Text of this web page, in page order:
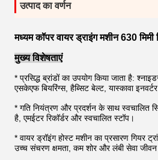
उत्पाद का वर्णन
मध्यम कॉपर वायर ड्राइंग मशीन 630
मुख्य विशेषताएं
* प्रसिद्ध ब्रांडों का उपयोग किया जाता है:
एसकेएफ बियरिंग्स, हैब्सिट बेल्ट, यास्कावा
* गति नियंत्रण और प्रदर्शन के साथ स्वचालित
है, एमईटर रिकॉर्डर और स्वचालित स्टॉप।
* वायर ड्रॉइंग होस्ट मशीन का प्रसारण गियर
उच्च संचरण क्षमता, कम शोर और लंबी सेवा जीवन